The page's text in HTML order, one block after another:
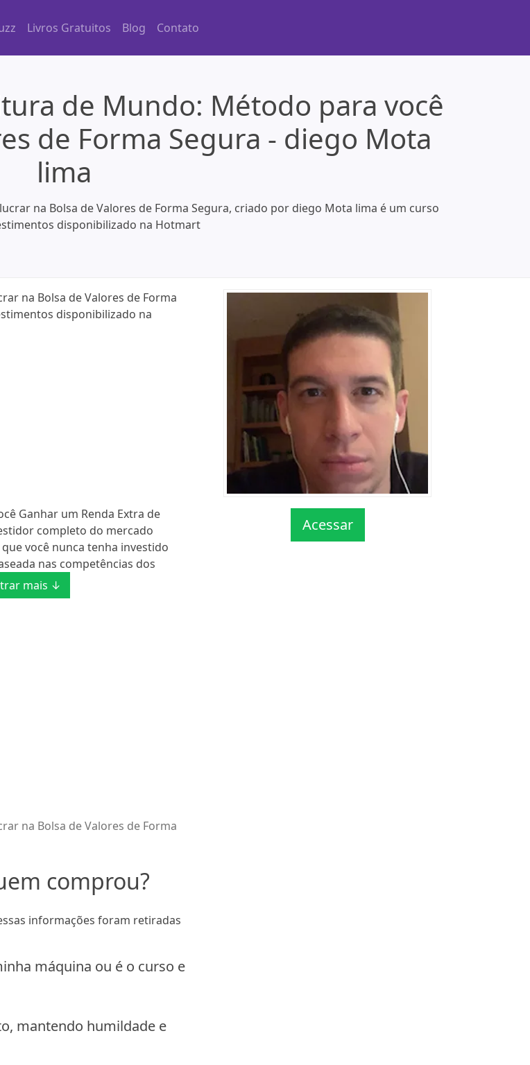
Livros Gratuitos Blog Contato
de Mundo: Método para você
de Forma Segura - diego Mota
lima
na Bolsa de Valores de Forma Segura, criado por diego Mota lima é um curso
disponibilizado na Hotmart
na Bolsa de Valores de Forma
disponibilizado na
Ganhar um Renda Extra de
completo do mercado
você nunca tenha investido
nas competências dos
mais ↓
na Bolsa de Valores de Forma
comprou?
informações foram retiradas
máquina ou é o curso e
mantendo humildade e
Acessar